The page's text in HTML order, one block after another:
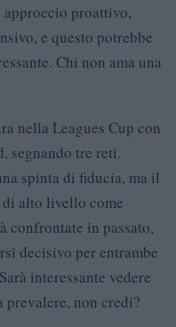
approccio proattivo,
e questo potrebbe
Chi non ama una
nella Leagues Cup con
segnando tre reti.
spinta di fiducia, ma il
di alto livello come
confrontate in passato,
decisivo per entrambe
interessante vedere
prevalere, non credi?